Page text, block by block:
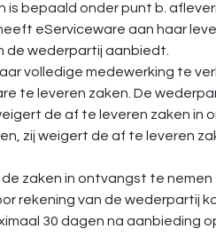
is bepaald onder punt b.
eServiceware aan haar
de wederpartij aanbiedt.
volledige medewerking te
te leveren zaken. De
de af te leveren zaken
zij weigert de af te leveren
zaken in ontvangst te
rekening van de wederpartij
30 dagen na aanbieding